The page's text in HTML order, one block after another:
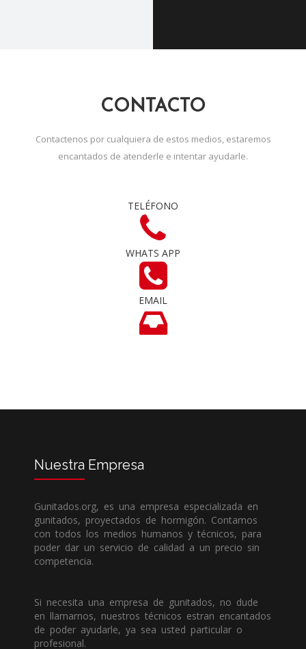
CONTACTO
Contactenos por cualquiera de estos medios, estaremos
encantados de atenderle e intentar ayudarle.
TELÉFONO
WHATS APP
EMAIL
Nuestra Empresa
Gunitados.org, es una empresa especializada en
gunitados, proyectados de hormigón. Contamos
con todos los medios humanos y técnicos, para
poder dar un servicio de calidad a un precio sin
competencia.
Si necesita una empresa de gunitados, no dude
en llamarnos, nuestros técnicos estran encantados
de poder ayudarle, ya sea usted particular o
profesional.